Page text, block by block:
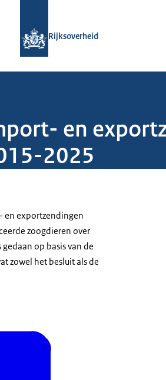
Rijksoverheid
en
2025
en exportzendingen
zoogdieren over
op basis van de
zowel het besluit als de